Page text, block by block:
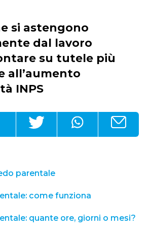
si astengono
dal lavoro
su tutele più
all’aumento
INPS
parentale
come funziona​
quante ore, giorni o mesi​?